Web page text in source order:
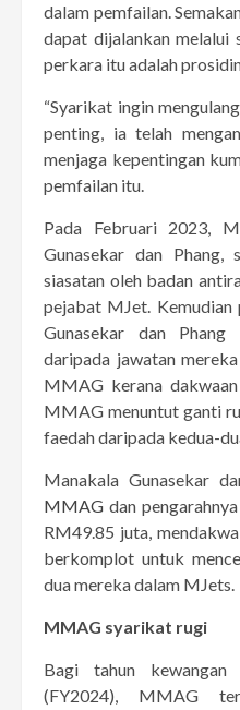
dalam pemfailan.
dapat dijalankan melalui
perkara itu adalah
“Syarikat ingin
penting, ia telah
menjaga kepentingan
pemfailan itu.
Pada Februari 2023,
Gunasekar dan Phang,
siasatan oleh badan
pejabat MJet.
Gunasekar dan Phang
daripada jawatan
MMAG kerana
MMAG menuntut ganti
faedah daripada kedua-
Manakala Gunasekar
MMAG dan
RM49.85 juta,
berkomplot untuk
dua mereka dalam MJets.
MMAG syarikat rugi
Bagi tahun
(FY2024), MMAG